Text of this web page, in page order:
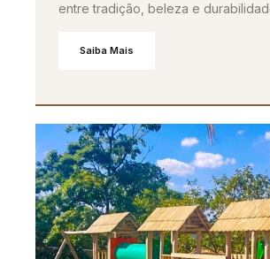
entre tradição, beleza e
Saiba Mais